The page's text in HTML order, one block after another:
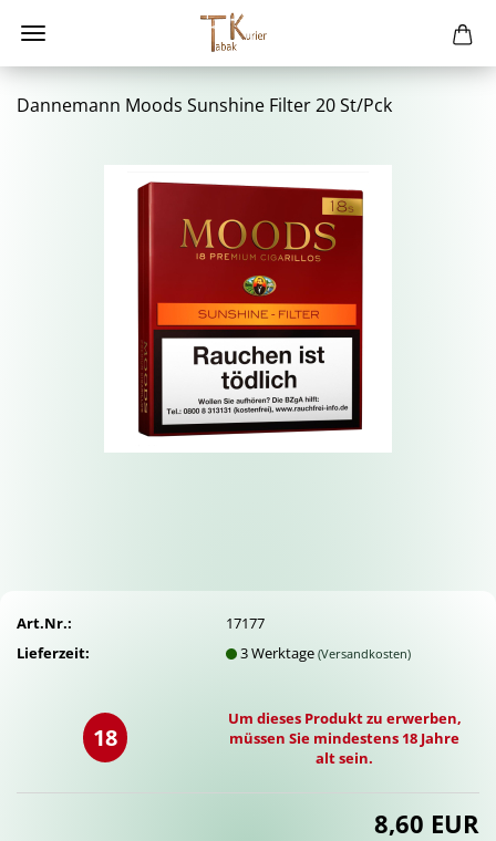
Dan­ne­mann Moods Sunshi­ne Fil­ter 20 St/Pck
Art.Nr.:
17177
Lieferzeit:
3 Werktage(Versandkosten)
18
Um dieses Produkt zu erwerben,
müssen Sie mindestens 18 Jahre
alt sein.
8,60 EUR